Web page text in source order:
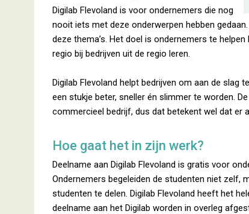
Digilab Flevoland is voor ondernemers die nog
nooit iets met deze onderwerpen hebben
deze thema’s. Het doel is ondernemers te
regio bij bedrijven uit de regio leren.
Digilab Flevoland helpt bedrijven om aan de slag
een stukje beter, sneller én slimmer te worden.
commercieel bedrijf, dus dat betekent wel dat er
Hoe gaat het in zijn werk?
Deelname aan Digilab Flevoland is gratis voor
Ondernemers begeleiden de studenten niet zelf,
studenten te delen. Digilab Flevoland heeft het
deelname aan het Digilab worden in overleg